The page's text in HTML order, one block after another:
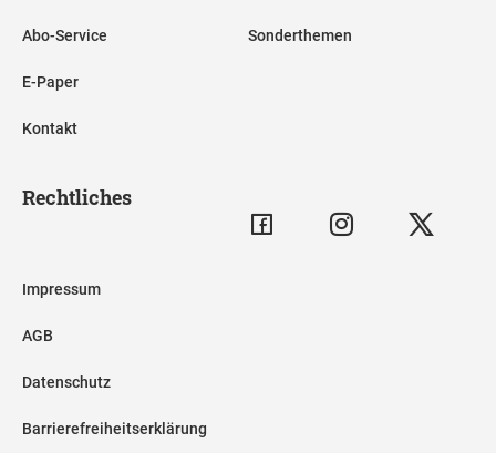
Abo-Service
E-Paper
Kontakt
Sonderthemen
Rechtliches
Impressum
AGB
Datenschutz
Barrierefreiheitserklärung